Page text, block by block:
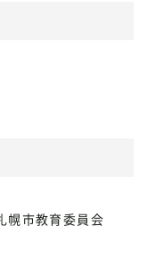
幌市教育委員会